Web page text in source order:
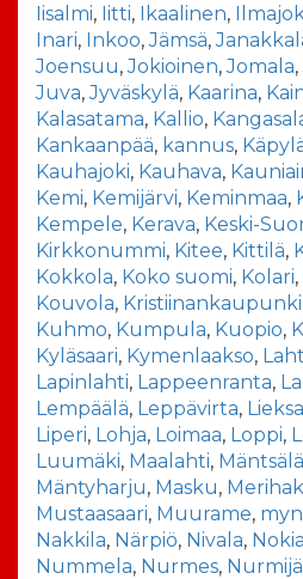
Iisalmi, Iitti, Ikaalinen,
Inari, Inkoo,Jämsä,
Joensuu,Jokioinen,Jomala,
Juva,Jyväskylä, Kaarina,
Kalasatama, Kallio,
Kankaanpää, kannus,
Kauhajoki, Kauhava,
Kemi, Kemijärvi, Keminmaa,
Kempele, Kerava, Keski-
Kirkkonummi, Kitee, Kittilä,
Kokkola, Koko suomi, Kolari,
Kouvola, Kristiinankaupunki
Kuhmo, Kumpula, Kuopio,
Kyläsaari, Kymenlaakso,
Lapinlahti, Lappeenranta,
Lempäälä, Leppävirta, Lieksa
Liperi, Lohja, Loimaa, Loppi,
Luumäki, Maalahti, Mäntsälä
Mäntyharju, Masku,
Mustaasaari, Muurame,
Nakkila, Närpiö, Nivala, Nokia
Nummela, Nurmes,